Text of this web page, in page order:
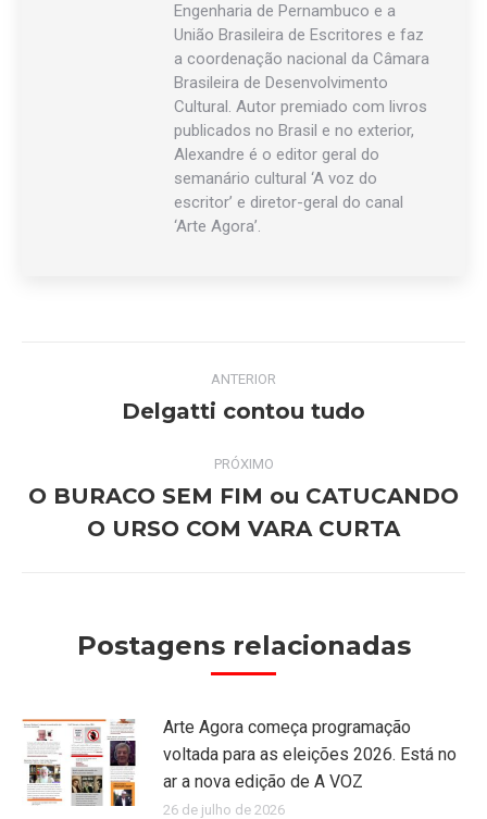
Engenharia de Pernambuco e a
União Brasileira de Escritores e faz
a coordenação nacional da Câmara
Brasileira de Desenvolvimento
Cultural. Autor premiado com livros
publicados no Brasil e no exterior,
Alexandre é o editor geral do
semanário cultural ‘A voz do
escritor’ e diretor-geral do canal
‘Arte Agora’.
NavegaçãoANTERIOR
Post
Delgatti contou tudo
PRÓXIMO
post:
O BURACO SEM FIM ou CATUCANDO
O URSO COM VARA CURTA
Postagens relacionadas
Arte Agora começa programação
voltada para as eleições 2026. Está no
ar a nova edição de A VOZ
26 de julho de 2026